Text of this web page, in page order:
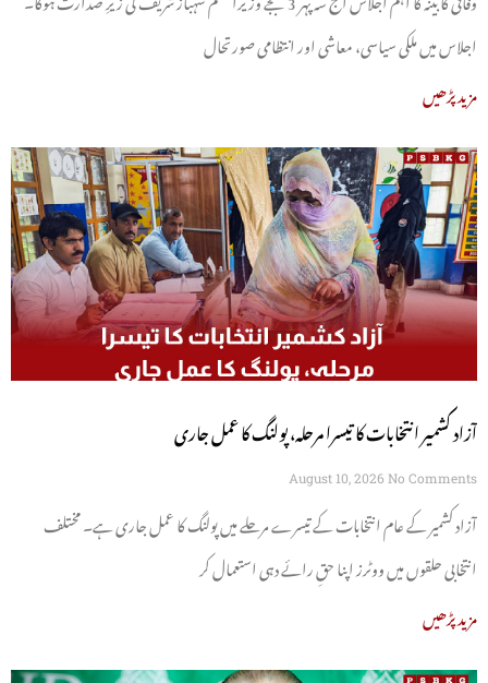
اجلاس میں ملکی سیاسی، معاشی اور انتظامی صورتحال
مزید پڑھیں
آزاد کشمیر انتخابات کا تیسرا مرحلہ، پولنگ کا عمل جاری
August 10, 2026 No Comments
آزاد کشمیر کے عام انتخابات کے تیسرے مرحلے میں پولنگ کا عمل جاری ہے۔ مختلف
انتخابی حلقوں میں ووٹرز اپنا حقِ رائے دہی استعمال کر
مزید پڑھیں